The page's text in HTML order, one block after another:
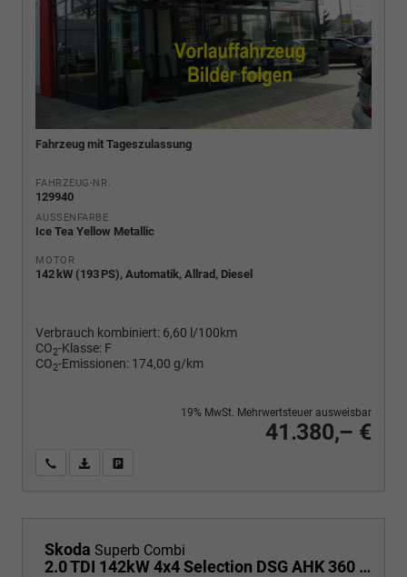
Fahrzeug mit Tageszulassung
FAHRZEUG-NR.
129940
AUSSENFARBE
Ice Tea Yellow Metallic
MOTOR
142 kW (193 PS), Automatik, Allrad, Diesel
Verbrauch kombiniert: 6,60 l/100km
CO2-Klasse: F
CO2-Emissionen: 174,00 g/km
41.380,– €
19% MwSt. Mehrwertsteuer ausweisbar
Wir rufen Sie anPDF-Fahrzeugexposé drucken
Skoda Superb Combi
2.0 TDI 142kW 4x4 Selection DSG AHK 360 Head Up